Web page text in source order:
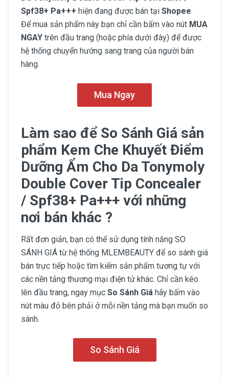
Spf38+ Pa+++ hiện đang được bán tại Shopee.
Để mua sản phẩm này bạn chỉ cần bấm vào nút MUA
NGAY trên đầu trang (hoặc phía dưới đây) để được
hệ thống chuyển hướng sang trang của người bán
hàng.
Mua Ngay
Làm sao để So Sánh Giá sản
phẩm Kem Che Khuyết Điểm
Dưỡng Ẩm Cho Da Tonymoly
Double Cover Tip Concealer
/ Spf38+ Pa+++ với những
nơi bán khác ?
Rất đơn giản, bạn có thể sử dụng tính năng SO
SÁNH GIÁ từ hệ thống MLEMBEAUTY để so sánh giá
bán trực tiếp hoặc tìm kiếm sản phẩm tương tự với
các nền tảng thương mại điện tử khác. Chỉ cần kéo
lên đầu trang, ngay mục So Sánh Giá hãy bấm vào
nút màu đỏ bên phải ở mỗi nền tảng mà bạn muốn so
sánh.
So Sánh Giá